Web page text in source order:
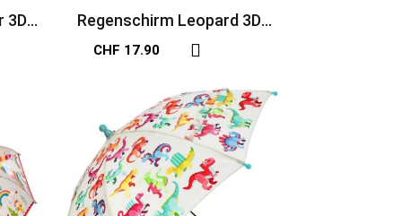
3D
Regenschirm Leopard 3D
farbwechselnd bunt
CHF 17.90